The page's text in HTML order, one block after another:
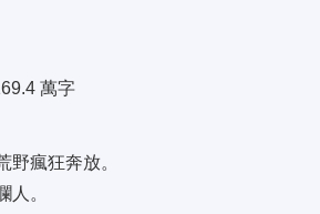
萬字
瘋狂奔放。
人。